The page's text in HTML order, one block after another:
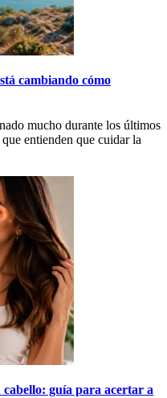
cambiando cómo
mucho durante los últimos
entienden que cuidar la
cabello: guía para acertar a